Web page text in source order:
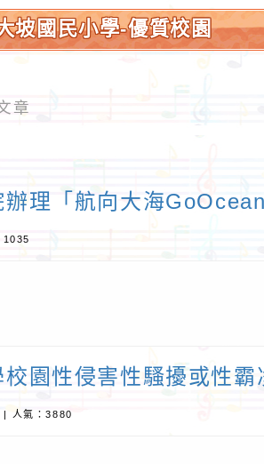
坡國民小學-優質校園
章
理「航向大海
園性侵害性騷擾或性霸
人氣：3880